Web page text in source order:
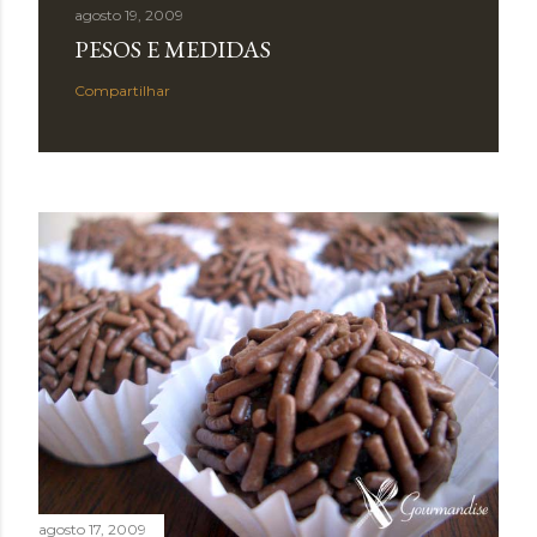
agosto 19, 2009
PESOS E MEDIDAS
Compartilhar
agosto 17, 2009